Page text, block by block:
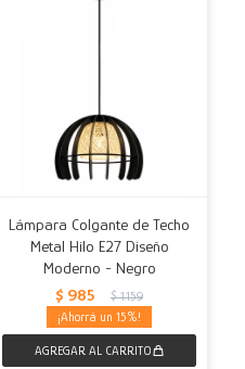
Lámpara Colgante de Techo
Metal Hilo E27 Diseño
Moderno - Negro
$ 985 $ 1.159
15